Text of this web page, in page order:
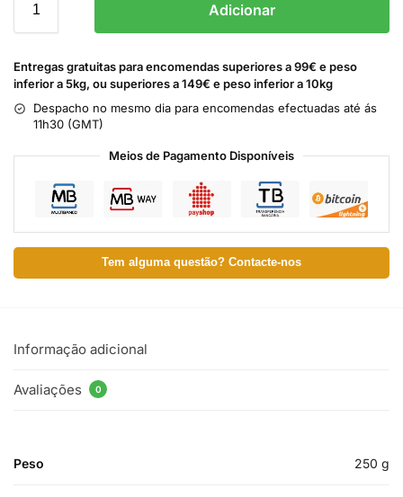
Adicionar
Entregas gratuitas para encomendas superiores a 99€ e peso
inferior a 5kg, ou superiores a 149€ e peso inferior a 10kg
Despacho no mesmo dia para encomendas efectuadas até ás
11h30 (GMT)
Meios de Pagamento Disponíveis
Tem alguma questão? Contacte-nos
Informação adicional
Avaliações 0
Peso 250 g